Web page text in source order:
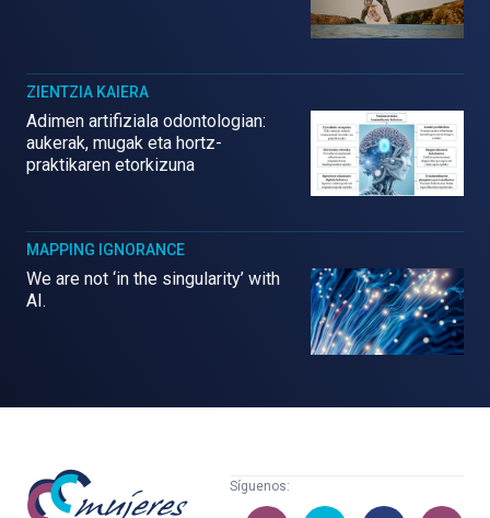
ZIENTZIA KAIERA
Adimen artifiziala odontologian:
aukerak, mugak eta hortz-
praktikaren etorkizuna
MAPPING IGNORANCE
We are not ‘in the singularity’ with
AI.
Mujeres
con
Síguenos: